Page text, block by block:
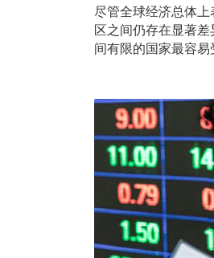
尽管全球经济总体
区之间仍存在显著
间有限的国家最容易